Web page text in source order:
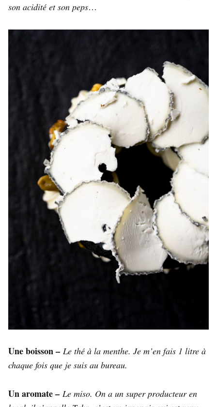
son acidité et son peps…
Une boisson – Le thé à la menthe. Je m’en fais 1 litre à
chaque fois que je suis au bureau.
Un aromate – Le miso. On a un super producteur en